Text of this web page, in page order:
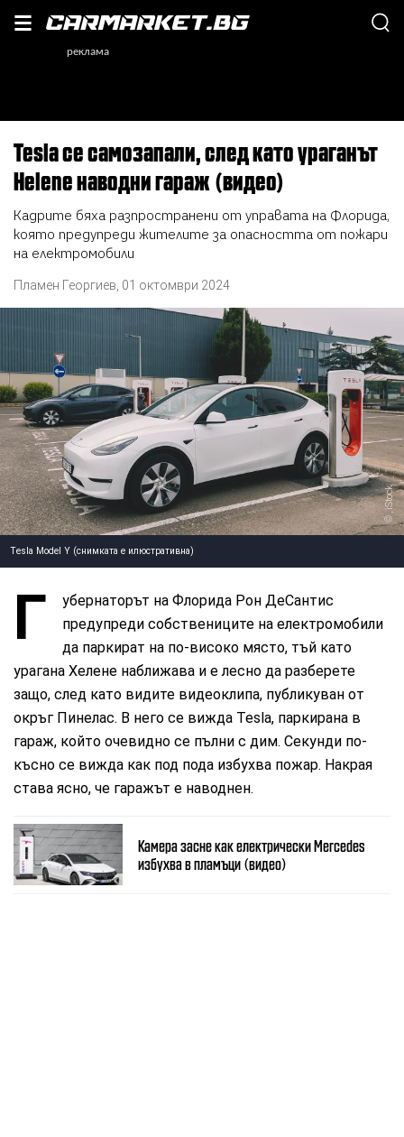
Tesla се самозапали, след като ураганът
Helene наводни гараж (видео)
Кадрите бяха разпространени от управата на Флорида,
която предупреди жителите за опасността от пожари
на електромобили
Пламен Георгиев 01 октомври 2024
,
iStock
Tesla Model Y (снимката е илюстративна)
Г
убернаторът на Флорида Рон ДеСантис
предупреди собствениците на електромобили
да паркират на по-високо място, тъй като
урагана Хелене наближава и е лесно да разберете
защо, след като видите видеоклипа, публикуван от
окръг Пинелас. В него се вижда Tesla, паркирана в
гараж, който очевидно се пълни с дим. Секунди по-
късно се вижда как под пода избухва пожар. Накрая
става ясно, че гаражът е наводнен.
Камера засне как електрически Mercedes
избухва в пламъци (видео)